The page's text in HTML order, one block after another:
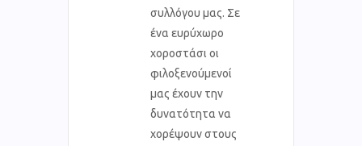
συλλόγου μας. Σε
ένα ευρύχωρο
χοροστάσι οι
φιλοξενούμενοί
μας έχουν την
δυνατότητα να
χορέψουν στους